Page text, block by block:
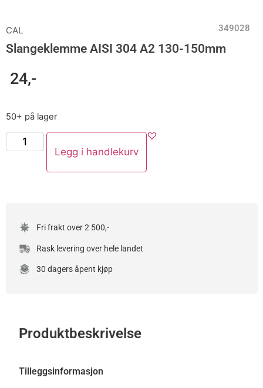
CAL 349028
Slangeklemme AISI 304 A2 130-150mm
24,-
50+ på lager
Legg i handlekurv
Fri frakt over 2 500,-
Rask levering over hele landet
30 dagers åpent kjøp
Produktbeskrivelse
Tilleggsinformasjon